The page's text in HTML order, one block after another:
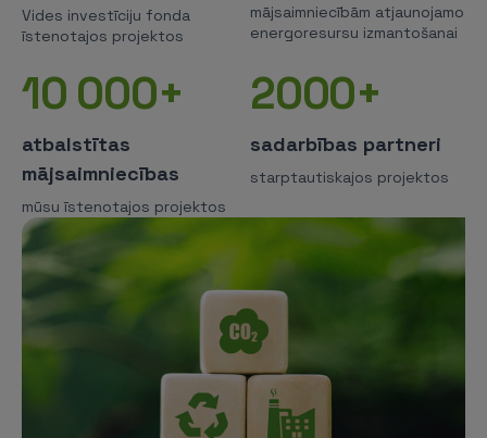
Vides investīciju fonda
īstenotajos projektos
mājsaimniecībām atjaunojamo
energoresursu izmantošanai
10 000+
atbalstītas
mājsaimniecības
mūsu īstenotajos projektos
2000+
sadarbības partneri
starptautiskajos projektos